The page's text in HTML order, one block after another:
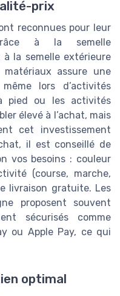
prix
reconnues pour leur
à la semelle
la semelle extérieure
assure une
lors d’activités
pied ou les activités
élevé à l’achat, mais
cet investissement
il est conseillé de
vos besoins : couleur
(course, marche,
livraison gratuite. Les
proposent souvent
sécurisés comme
ou Apple Pay, ce qui
optimal